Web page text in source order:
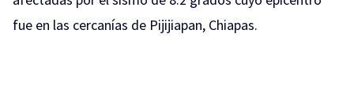
fue en las cercanías de Pijijiapan, Chiapas.